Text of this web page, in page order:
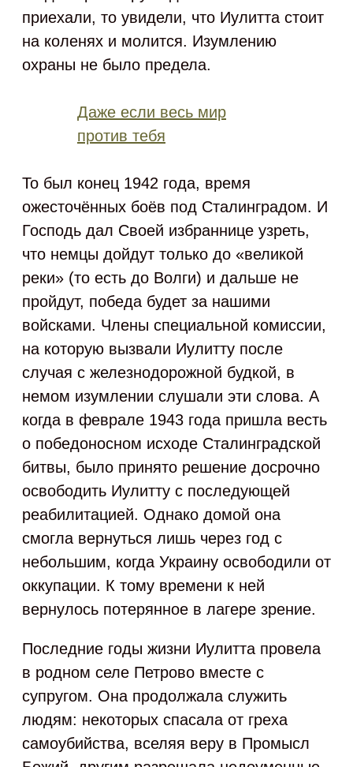
приехали, то увидели, что Иулитта стоит
на коленях и молится. Изумлению
охраны не было предела.
Даже если весь мир
против тебя
То был конец 1942 года, время
ожесточённых боёв под Сталинградом. И
Господь дал Своей избраннице узреть,
что немцы дойдут только до «великой
реки» (то есть до Волги) и дальше не
пройдут, победа будет за нашими
войсками. Члены специальной комиссии,
на которую вызвали Иулитту после
случая с железнодорожной будкой, в
немом изумлении слушали эти слова. А
когда в феврале 1943 года пришла весть
о победоносном исходе Сталинградской
битвы, было принято решение досрочно
освободить Иулитту с последующей
реабилитацией. Однако домой она
смогла вернуться лишь через год с
небольшим, когда Украину освободили от
оккупации. К тому времени к ней
вернулось потерянное в лагере зрение.
Последние годы жизни Иулитта провела
в родном селе Петрово вместе с
супругом. Она продолжала служить
людям: некоторых спасала от греха
самоубийства, вселяя веру в Промысл